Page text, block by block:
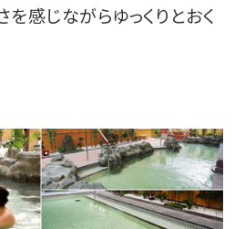
感じながらゆっくりとおく